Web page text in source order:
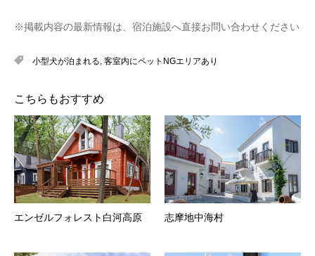
※掲載内容の最新情報は、宿泊施設へ直接お問い合わせください
小型犬が泊まれる, 客室内にペットNGエリアあり
こちらもおすすめ
エンゼルフォレスト白河高原 志摩地中海村